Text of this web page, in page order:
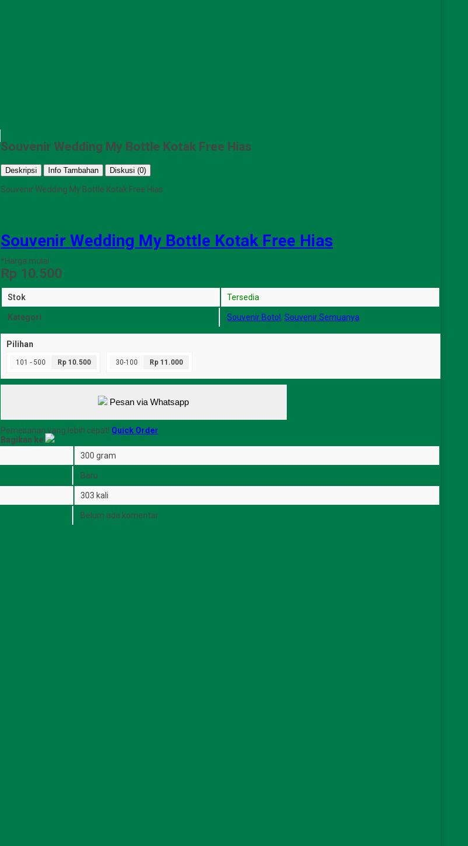
Souvenir Wedding My Bottle Kotak Free Hias
*Harga mulai
Rp 10.500
Stok Tersedia
Kategori Souvenir Botol , Souvenir Semuanya
Pilihan
101 - 500 Rp 10.500 30-100 Rp 11.000
Pesan via Whatsapp
Pemesanan yang lebih cepat! Quick Order
Bagikan ke
Souvenir Wedding My Bottle Kotak Free Hias
Deskripsi Info Tambahan Diskusi (0)
Souvenir Wedding My Bottle Kotak Free Hias
300 gram
Baru
303 kali
Belum ada komentar